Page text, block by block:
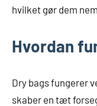
hvilket gør dem
Hvordan
Dry bags fungerer
skaber en tæt